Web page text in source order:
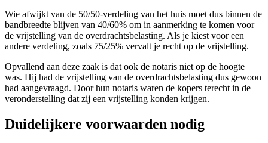
Wie afwijkt van de 50/50-verdeling van het huis moet dus binnen de
bandbreedte blijven van 40/60% om in aanmerking te komen voor
de vrijstelling van de overdrachtsbelasting. Als je kiest voor een
andere verdeling, zoals 75/25% vervalt je recht op de vrijstelling.
Opvallend aan deze zaak is dat ook de notaris niet op de hoogte
was. Hij had de vrijstelling van de overdrachtsbelasting dus gewoon
had aangevraagd. Door hun notaris waren de kopers terecht in de
veronderstelling dat zij een vrijstelling konden krijgen.
Duidelijkere voorwaarden nodig